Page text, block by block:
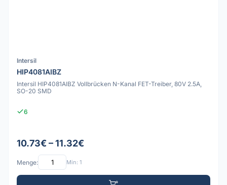
Intersil
HIP4081AIBZ
Intersil HIP4081AIBZ Vollbrücken N-Kanal FET-Treiber, 80V 2.5A,
SO-20 SMD
6
10.73€ – 11.32€
Menge: Min: 1